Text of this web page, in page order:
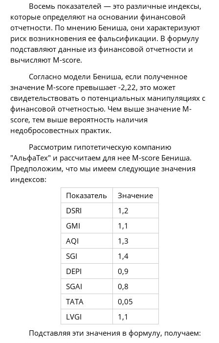
Восемь показателей — это различные индексы,
которые определяют на основании финансовой
отчетности. По мнению Бениша, они характеризуют
риск возникновения ее фальсификации. В формулу
подставляют данные из финансовой отчетности и
вычисляют M-score.
Согласно модели Бениша, если полученное
значение M-score превышает -2,22, это может
свидетельствовать о потенциальных манипуляциях с
финансовой отчетностью. Чем выше значение M-
score, тем выше вероятность наличия
недобросовестных практик.
Рассмотрим гипотетическую компанию
"АльфаТех" и рассчитаем для нее M-score Бениша.
Предположим, что мы имеем следующие значения
индексов:
Показатель
Значение
DSRI
1,2
GMI
1,1
AQI
1,3
SGI
1,4
DEPI
0,9
SGAI
0,8
TATA
0,05
LVGI
1,1
Подставляя эти значения в формулу, получаем: